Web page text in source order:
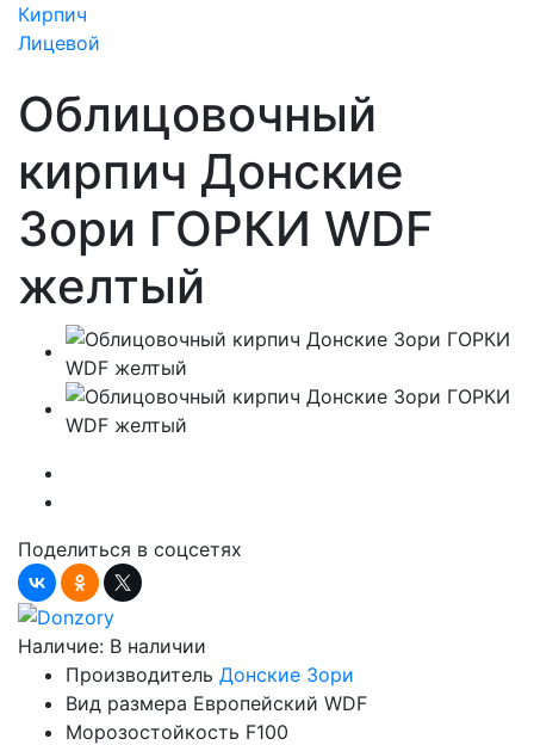
Кирпич
Лицевой
Облицовочный
кирпич Донские
Зори ГОРКИ WDF
желтый
Поделиться в соцсетях
Наличие: В наличии
Производитель Донские Зори
Вид размера Европейский WDF
Морозостойкость F100